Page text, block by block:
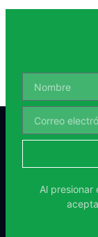
Al presionar